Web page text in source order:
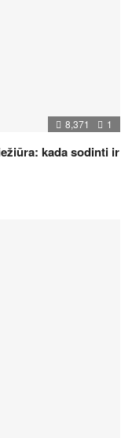
8,371 1
kada sodinti ir